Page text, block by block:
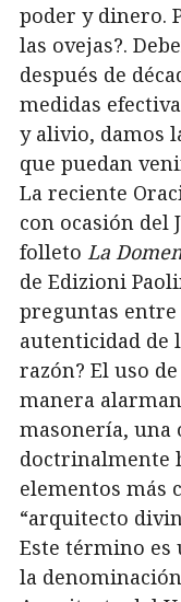
poder y dinero.
las ovejas?.
después de
medidas
y alivio, damos
que puedan
La reciente
con ocasión del
folleto La
de Edizioni
preguntas entre
autenticidad de
razón? El uso
manera
masonería, una
doctrinalmente
elementos más
“arquitecto
Este término
la